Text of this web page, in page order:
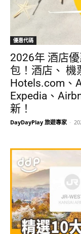
優惠代碼
2026年 酒店
包！酒店、 機
Hotels.com、
Expedia、
新！
DayDayPlay 旅遊專家 -